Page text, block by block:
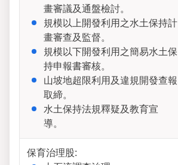
畫審議及通盤檢討。
規模以上開發利用之水土保持計
畫審查及監督。
規模以下開發利用之簡易水土保
持申報書審核。
山坡地超限利用及違規開發查報
取締。
水土保持法規釋疑及教育宣
導。
保育治理股: